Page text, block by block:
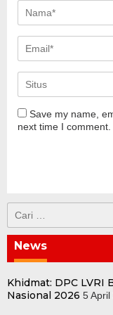
Save my name,
next time I comment.
untuk:
News
Khidmat: DPC LVRI
Nasional 2026 5 April